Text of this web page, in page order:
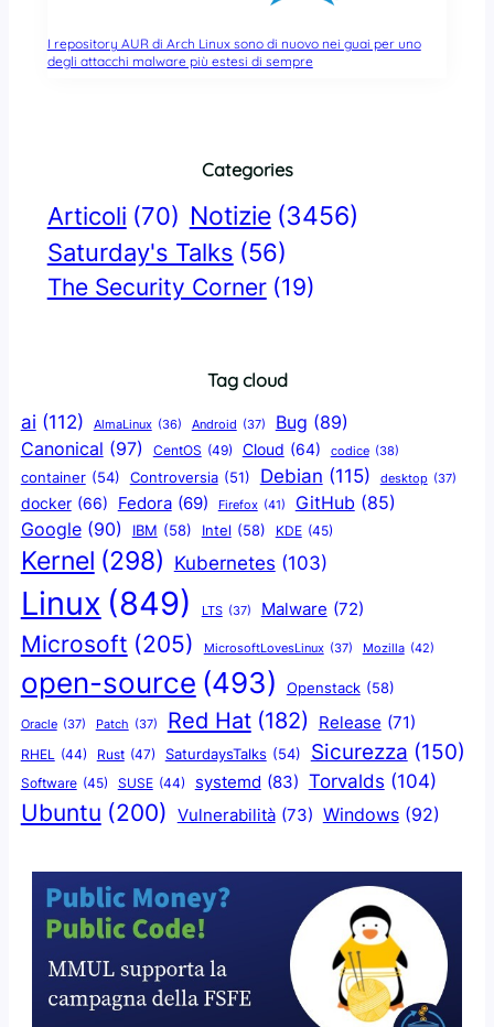
I repository AUR di Arch Linux sono di nuovo nei guai per uno
degli attacchi malware più estesi di sempre
Categories
Articoli (70) Notizie (3456)
Saturday's Talks (56)
The Security Corner (19)
Tag cloud
ai (112) AlmaLinux (36) Android (37) Bug (89)
Canonical (97) CentOS (49) Cloud (64) codice (38)
container (54) Controversia (51) Debian (115) desktop (37)
docker (66) Fedora (69) Firefox (41) GitHub (85)
Google (90) IBM (58) Intel (58) KDE (45)
Kernel (298) Kubernetes (103)
Linux (849) LTS (37) Malware (72)
Microsoft (205) MicrosoftLovesLinux (37) Mozilla (42)
open-source (493) Openstack (58)
Oracle (37) Patch (37) Red Hat (182) Release (71)
RHEL (44) Rust (47) SaturdaysTalks (54) Sicurezza (150)
Software (45) SUSE (44) systemd (83) Torvalds (104)
Ubuntu (200) Vulnerabilità (73) Windows (92)